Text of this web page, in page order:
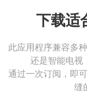
下载适
此应用程序兼容多
还是智能电视
通过一次订阅，即
缝